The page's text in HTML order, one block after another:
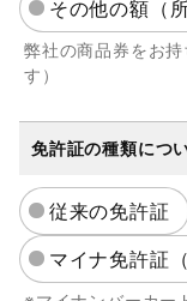
その他の額（
弊社の商品券をお
す）
免許証の種類につ
従来の免許証
マイナ免許証